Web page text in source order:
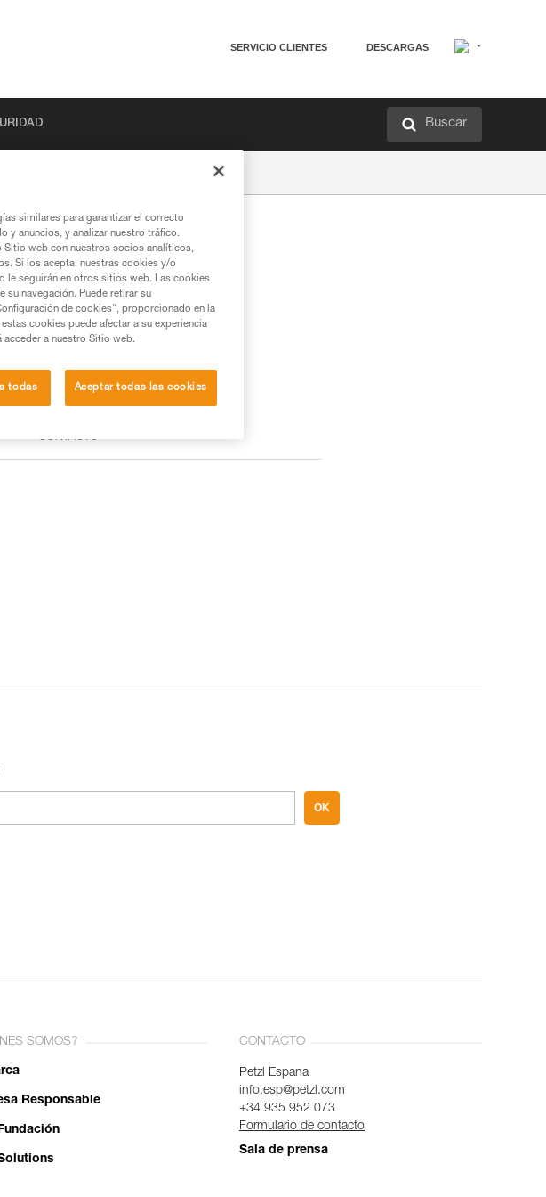
SERVICIO CLIENTES DESCARGAS
Buscar
CONTACTO
OK
SOMOS?
Responsable
CONTACTO
Petzl Espana
info.esp@petzl.com
+34 935 952 073
Formulario de contacto
Sala de prensa
similares para garantizar el correcto
y anuncios, y analizar nuestro tráfico.
Sitio web con nuestros socios analíticos,
Si los acepta, nuestras cookies y/o
le seguirán en otros sitios web. Las cookies
su navegación. Puede retirar su
de cookies", proporcionado en la
cookies puede afectar a su experiencia
acceder a nuestro Sitio web.
todas Aceptar todas las cookies